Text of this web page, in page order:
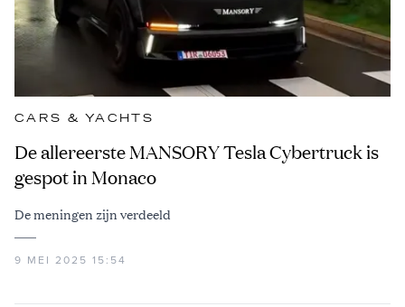
CARS & YACHTS
De allereerste MANSORY Tesla Cybertruck is
gespot in Monaco
De meningen zijn verdeeld
9 MEI 2025 15:54